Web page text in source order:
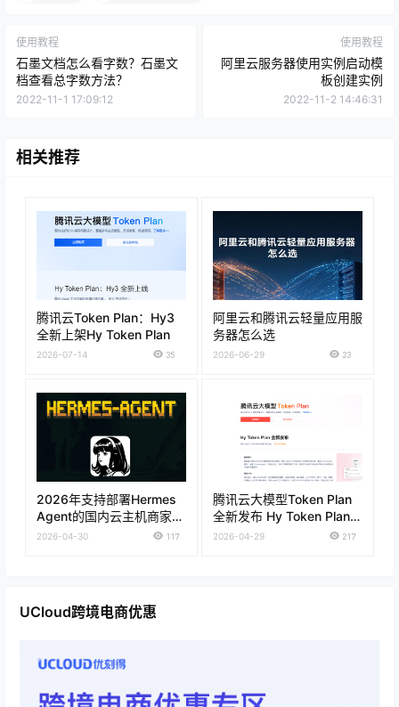
使用教程
石墨文档怎么看字数？石墨文
档查看总字数方法？
2022-11-1 17:09:12
使用教程
阿里云服务器使用实例启动模
板创建实例
2022-11-2 14:46:31
相关推荐
腾讯云Token Plan：Hy3
全新上架Hy Token Plan
2026-07-14 35
阿里云和腾讯云轻量应用服
务器怎么选
2026-06-29 23
2026年支持部署Hermes
Agent的国内云主机商家推
荐
2026-04-30 117
腾讯云大模型Token Plan
全新发布 Hy Token Plan套
餐低至28元 通用Token
2026-04-29 217
UCloud跨境电商优惠